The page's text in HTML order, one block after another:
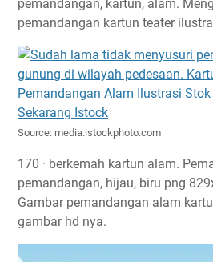
pemandangan, kartun, alam.
pemandangan kartun teater
Source: media.istockphoto.com
170 · berkemah kartun alam.
pemandangan, hijau, biru png
Gambar pemandangan alam
gambar hd nya.